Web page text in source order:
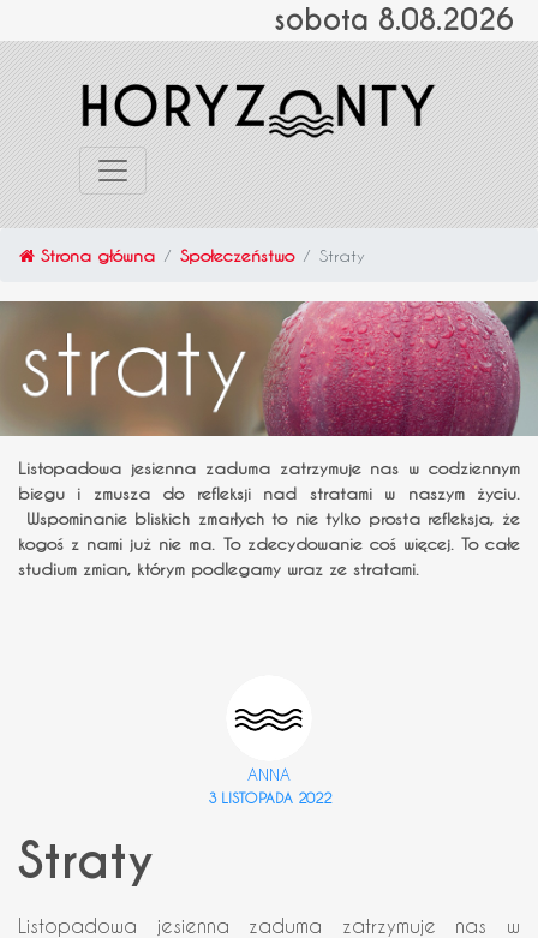
sobota 8.08.2026
Strona główna Społeczeństwo Straty
Listopadowa jesienna zaduma zatrzymuje nas w codziennym
biegu i zmusza do refleksji nad stratami w naszym życiu.
Wspominanie bliskich zmarłych to nie tylko prosta refleksja, że
kogoś z nami już nie ma. To zdecydowanie coś więcej. To całe
studium zmian, którym podlegamy wraz ze stratami.
ANNA
3 LISTOPADA 2022
Straty
Listopadowa jesienna zaduma zatrzymuje nas w